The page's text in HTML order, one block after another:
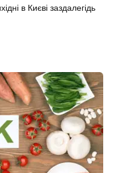
в Києві заздалегідь